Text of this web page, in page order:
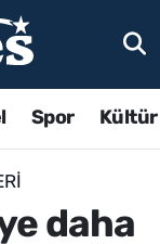
Spor
daha